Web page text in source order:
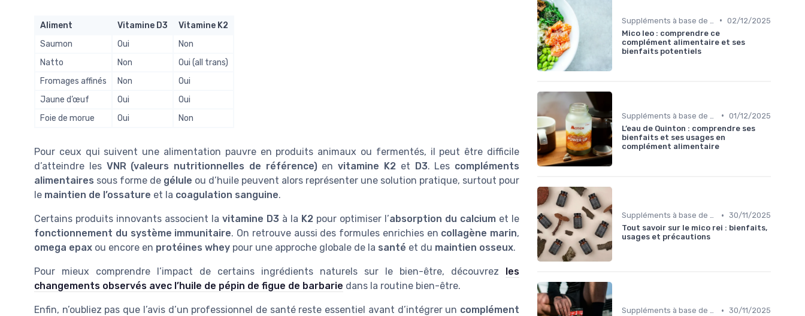
Aliment Vitamine D3
Vitamine K2
Saumon
Oui
Non
Natto
Non
Oui (all trans)
Fromages affinés
Non
Oui
Jaune d’œuf
Oui
Oui
Foie de morue
Oui Non
Pour ceux qui suivent une alimentation pauvre en produits animaux ou fermentés, il peut être difficile
d’atteindre les VNR (valeurs nutritionnelles de référence)envitamine K2 et D3. Les compléments
alimentaires sous forme de gélule ou d’huile peuvent alors représenter une solution pratique, surtout pour
le maintien de l’ossature et la coagulation sanguine.
Certains produits innovants associent la vitamine D3 à la K2 pour optimiser l’absorption du calcium et le
fonctionnement du système immunitaire. On retrouve aussi des formules enrichies en collagène marin,
omega epax ou encore en protéines whey pour une approche globale de la santé et du maintien osseux.
Pour mieux comprendre l’impact de certains ingrédients naturels sur le bien-être, découvrez
les
changements observés avec l’huile de pépin de figue de barbarie dans la routine bien-être.
Enfin, n’oubliez pas que l’avis d’un professionnel de santé reste essentiel avant d’intégrer un complément
• 02/12/2025
Mico leo : comprendre ce
complément alimentaire et ses
bienfaits potentiels
• 01/12/2025
L’eau de Quinton : comprendre ses
bienfaits et ses usages en
complément alimentaire
Suppléments à base de plantes • 30/11/2025
Tout savoir sur le mico rei : bienfaits,
usages et précautions
Suppléments à base de plantes • 30/11/2025